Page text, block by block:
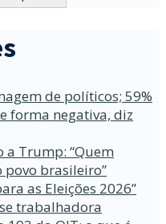
de políticos; 59%
forma negativa, diz
Trump: “Quem
povo brasileiro”
as Eleições 2026”
trabalhadora